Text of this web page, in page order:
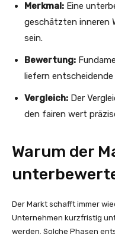
Merkmal: Eine
geschätzten inneren
sein.
Bewertung:
liefern entscheidende
Vergleich: Der
den fairen wert
Warum der
Der Markt schafft immer
Unternehmen kurzfristig
werden. Solche Phasen